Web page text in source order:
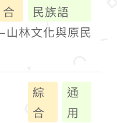
合
民族語
山林文化與原民
綜
合
通
用